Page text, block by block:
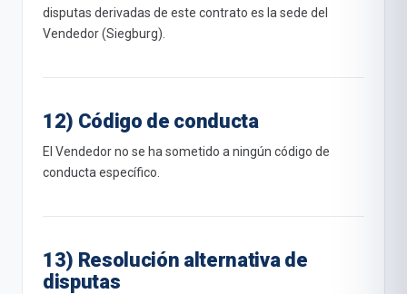
disputas derivadas de este contrato es la sede del
Vendedor (Siegburg).
12) Código de conducta
El Vendedor no se ha sometido a ningún código de
conducta específico.
13) Resolución alternativa de
disputas